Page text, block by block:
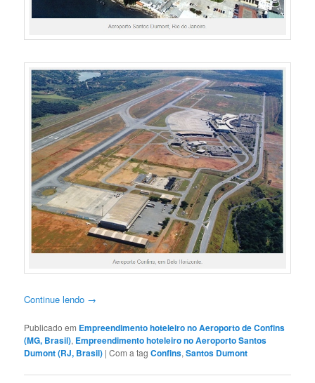
Continue lendo →
Publicado em Empreendimento hoteleiro no Aeroporto de Confins
(MG, Brasil), Empreendimento hoteleiro no Aeroporto Santos
Dumont (RJ, Brasil) |Com a tagConfins,Santos Dumont